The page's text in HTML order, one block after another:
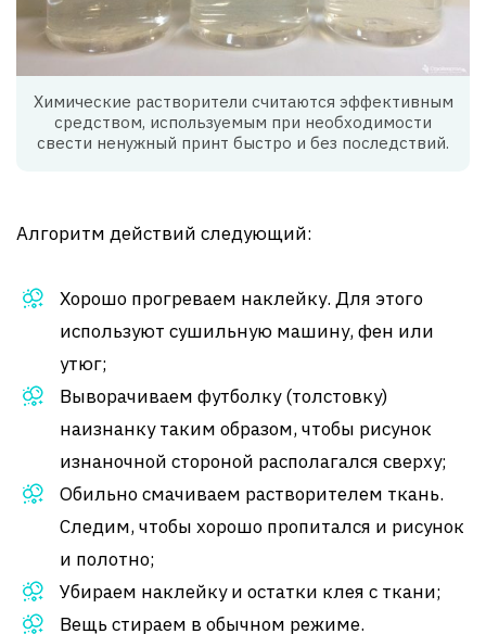
Химические растворители считаются эффективным
средством, используемым при необходимости
свести ненужный принт быстро и без последствий.
Алгоритм действий следующий:
Хорошо прогреваем наклейку. Для этого
используют сушильную машину, фен или
утюг;
Выворачиваем футболку (толстовку)
наизнанку таким образом, чтобы рисунок
изнаночной стороной располагался сверху;
Обильно смачиваем растворителем ткань.
Следим, чтобы хорошо пропитался и рисунок
и полотно;
Убираем наклейку и остатки клея с ткани;
Вещь стираем в обычном режиме.